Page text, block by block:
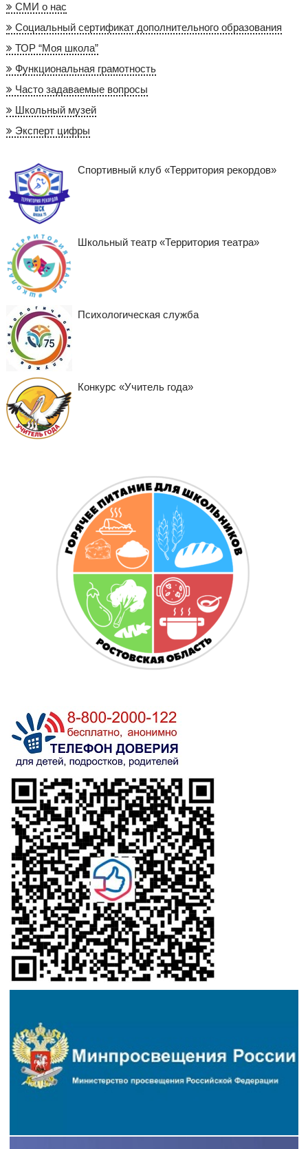
СМИ о нас
Социальный сертификат дополнительного образования
ТОР “Моя школа”
Функциональная грамотность
Часто задаваемые вопросы
Школьный музей
Эксперт цифры
Спортивный клуб «Территория рекордов»
Школьный театр «Территория театра»
Психологическая служба
Конкурс «Учитель года»